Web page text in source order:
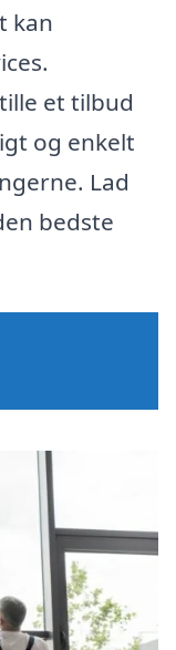
kan
et tilbud
og enkelt
Lad
bedste